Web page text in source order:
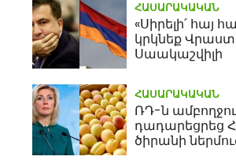
ՀԱՍԱՐԱԿԱԿԱՆ
«Սիրելի՛ հայ
կրկնեք
Սաակաշվիլի
ՀԱՍԱՐԱԿԱԿԱՆ
ՌԴ-ն
դադարեցրեց
ծիրանի